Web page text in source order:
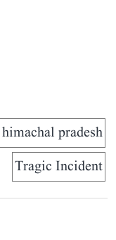
himachal pradesh
Tragic Incident